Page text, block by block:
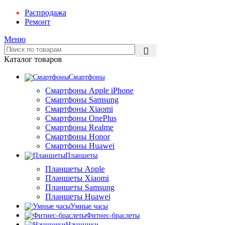
Распродажа
Ремонт
Меню
Каталог товаров
Смартфоны
Смартфоны Apple iPhone
Смартфоны Samsung
Смартфоны Xiaomi
Смартфоны OnePlus
Смартфоны Realme
Смартфоны Honor
Смартфоны Huawei
Планшеты
Планшеты Apple
Планшеты Xiaomi
Планшеты Samsung
Планшеты Huawei
Умные часы
Фитнес-браслеты